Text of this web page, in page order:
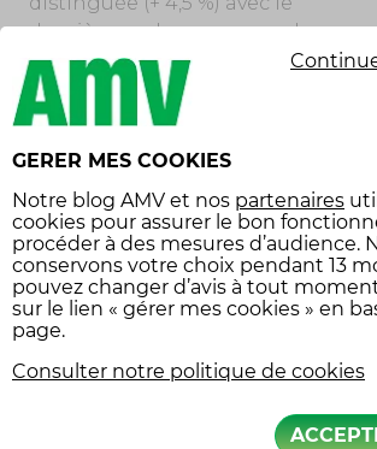
deuxième volume mensuel.
Cela place la marque verte
à la fois devant Yamaha (-
35,3 %) qui est dans l’attente
cruelle du renouvellement
et de BMW qui peine un
peu plus (- 23,7 %) dans la
deuxième année de vente
son best-seller R 1300 GS. Et
que dire de CF Moto qui
6eplace provisoire sur le
GERER MES COOKIES
Notre blog AMV et nos partenaires
cookies pour assurer le bon
procéder à des mesures d’audience.
conservons votre choix pendant 13
pouvez changer d’avis à tout
sur le lien « gérer mes cookies » en
page.
Consulter notre politique de cookies